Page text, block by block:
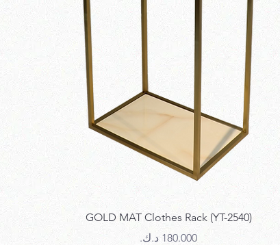
العرض السريع
GOLD MAT Clothes Rack (YT-2540)
السعر